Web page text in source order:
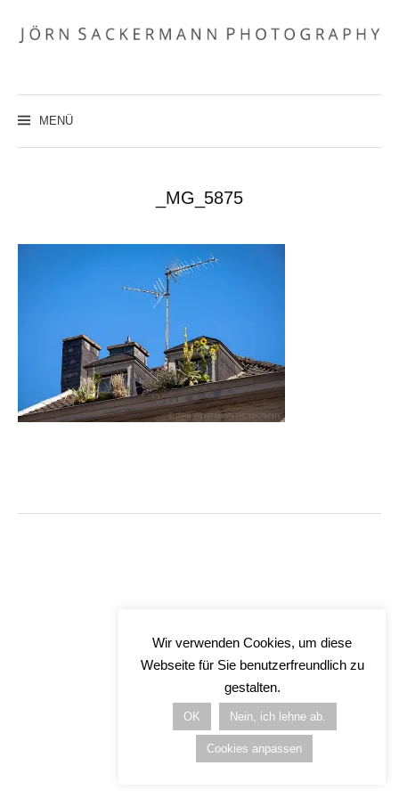
Inhalt
überspringen
MENÜ
_MG_5875
Wir verwenden Cookies, um diese
Webseite für Sie benutzerfreundlich zu
gestalten.
OK Nein, ich lehne ab.
Cookies anpassen